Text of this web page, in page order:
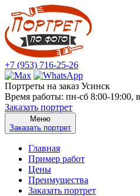
+7 (953) 716-25-26
Портреты на заказ Усинск
Время работы: пн-сб 8:00-19:00,
Заказать портрет
Меню
Заказать портрет
Главная
Пример работ
Цены
Преимущества
Заказать портрет